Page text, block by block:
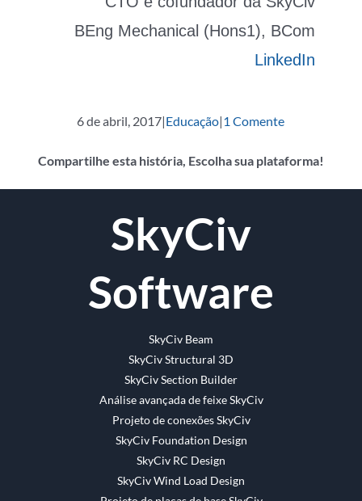
BEng Mechanical (Hons1), BCom
LinkedIn
6 de abril, 2017|Educação|1 Comente
Compartilhe esta história, Escolha sua plataforma!
Facebook
email
SkyCiv
Software
SkyCiv Beam
SkyCiv Structural 3D
SkyCiv Section Builder
Análise avançada de feixe SkyCiv
Projeto de conexões SkyCiv
SkyCiv Foundation Design
SkyCiv RC Design
SkyCiv Wind Load Design